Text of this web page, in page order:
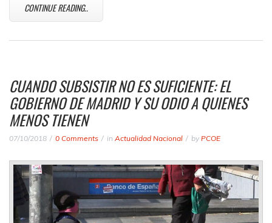
CONTINUE READING..
CUANDO SUBSISTIR NO ES SUFICIENTE: EL
GOBIERNO DE MADRID Y SU ODIO A QUIENES
MENOS TIENEN
07/10/2018 0 Comments in Actualidad Nacional by PCOE